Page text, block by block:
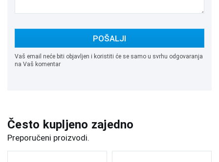
POŠALJI
Vaš email neće biti objavljen i koristiti će se samo u svrhu odgovaranja
na Vaš komentar
Često kupljeno zajedno
Preporučeni proizvodi.